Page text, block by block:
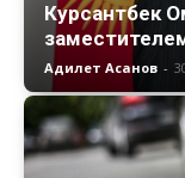
Курсантбек
Адилет Асанов -